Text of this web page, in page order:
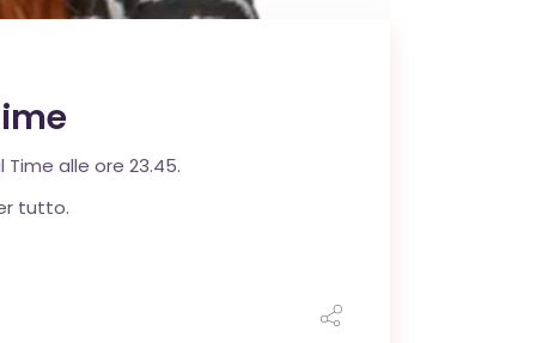
Time alle ore 23.45.
tutto.